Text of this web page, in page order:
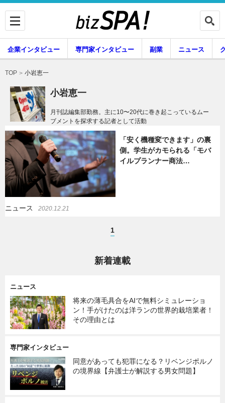
企業インタビュー 専門家インタビュー
副業 ニュース
企業インタビュー 専門家インタビュー 副業 ニュース
暮らし エンタメ
TOP 小岩恵一
小岩恵一
月刊誌編集部勤務。主に10〜20代に巻き起こっているムー
ブメントを探求する記者として活動
「安く機種変できます」の裏
側。学生がカモられる「モバ
イルプランナー商法…
ニュース 2020.12.21
1
新着連載
ニュース
将来の薄毛具合をAIで無料シミュレーショ
ン！手がけたのは洋ランの世界的栽培業者！
その理由とは
専門家インタビュー
同意があっても犯罪になる？リベンジポルノ
の境界線【弁護士が解説する男女問題】